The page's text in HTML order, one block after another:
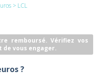
> LCL
remboursé. Vérifiez vos
vous engager.
?